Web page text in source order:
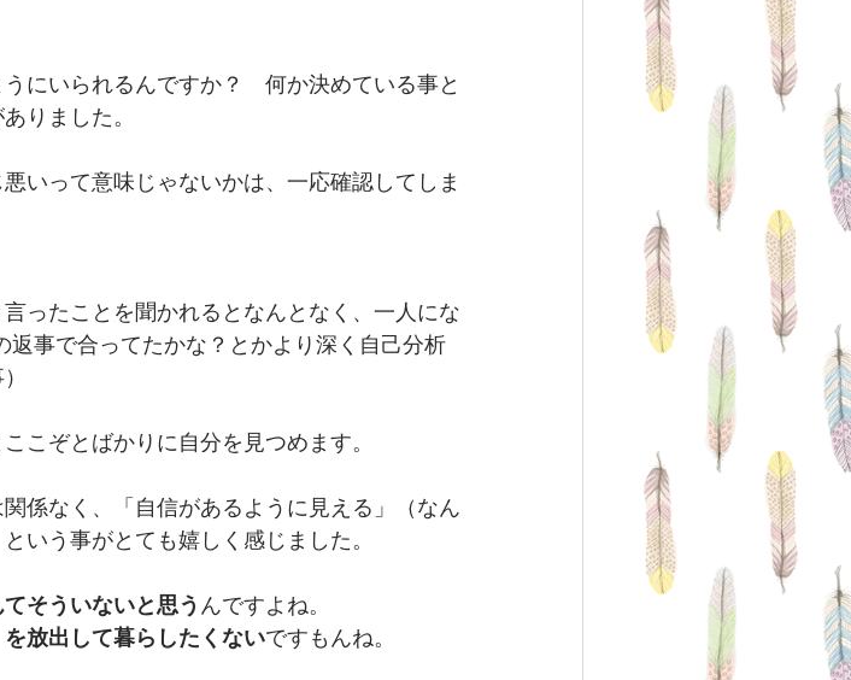
にいられるんですか？　何か決めている事と
りました。
いって意味じゃないかは、一応確認してしま
ったことを聞かれるとなんとなく、一人にな
事で合ってたかな？とかより深く自己分析
こぞとばかりに自分を見つめます。
係なく、「自信があるように見える」（なん
いう事がとても嬉しく感じました。
そういないと思う んですよね。
放出して暮らしたくないですもんね。